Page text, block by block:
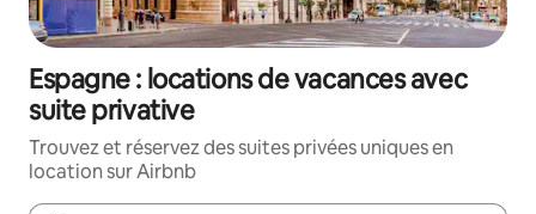
Espagne : locations de vacances avec
suite privative
Trouvez et réservez des suites privées uniques en
location sur Airbnb